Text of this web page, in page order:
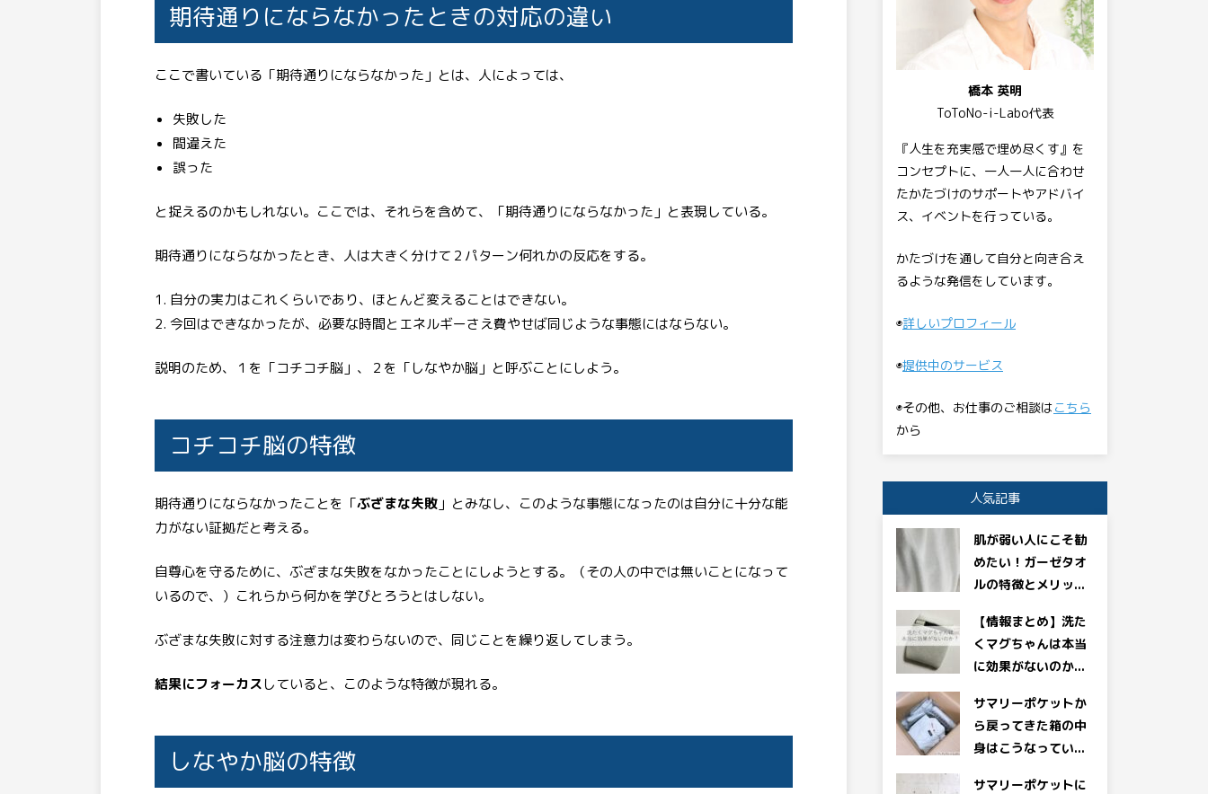
期待通りにならなかったときの対応の違い
ここで書いている「期待通りにならなかった」とは、人によっては、
失敗した
間違えた
誤った
と捉えるのかもしれない。ここでは、それらを含めて、「期待通りにならなかった」と表現している。
期待通りにならなかったとき、人は大きく分けて２パターン何れかの反応をする。
自分の実力はこれくらいであり、ほとんど変えることはできない。
今回はできなかったが、必要な時間とエネルギーさえ費やせば同じような事態にはならない。
説明のため、１を「コチコチ脳」、２を「しなやか脳」と呼ぶことにしよう。
コチコチ脳の特徴
期待通りにならなかったことを「ぶざまな失敗 」とみなし、このような事態になったのは自分に十分な能
力がない証拠だと考える。
自尊心を守るために、ぶざまな失敗をなかったことにしようとする。（その人の中では無いことになって
いるので、）これらから何かを学びとろうとはしない。
ぶざまな失敗に対する注意力は変わらないので、同じことを繰り返してしまう。
結果にフォーカスしていると、このような特徴が現れる。
しなやか脳の特徴
橋本 英明
ToToNo-i-Labo代表
『人生を充実感で埋め尽くす』を
コンセプトに、一人一人に合わせ
たかたづけのサポートやアドバイ
ス、イベントを行っている。
かたづけを通して自分と向き合え
るような発信をしています。
◉詳しいプロフィール
◉提供中のサービス
◉その他、お仕事のご相談はこちら
から
人気記事
肌が弱い人にこそ勧
めたい！ガーゼタオ
ルの特徴とメリッ...
【情報まとめ】洗た
くマグちゃんは本当
に効果がないのか...
サマリーポケットか
ら戻ってきた箱の中
身はこうなってい...
サマリーポケットに